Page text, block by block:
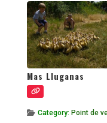
Mas Lluganas
Category: Point de